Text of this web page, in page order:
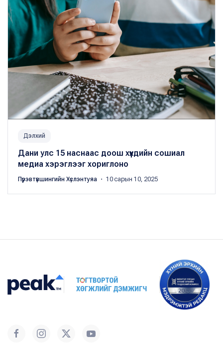
Дэлхий
Дани улс 15 наснаас доош хүүхдийн сошиал
медиа хэрэглээг хориглоно
Пүрэвтүвшингийн Хүслэнтуяа ・ 10 сарын 10, 2025